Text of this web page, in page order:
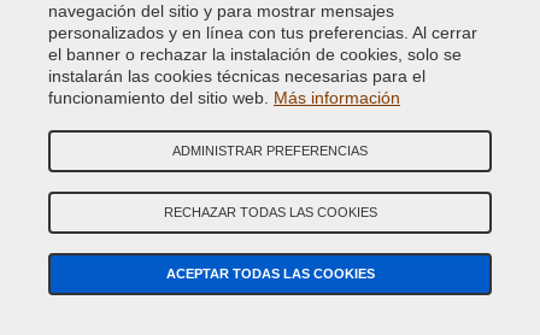
FIRENZE RED MET.
Código de Color Original :868
VCD-BLVC-868
GALWAY GREEN MET. (L.R.)
Código de Color Original : 821
Código de Producto:VCD-BLVC-821
GIVERNEY GREEN MET.
navegación del sitio y para mostrar mensajes
personalizados y en línea con tus preferencias. Al cerrar
el banner o rechazar la instalación de cookies, solo se
instalarán las cookies técnicas necesarias para el
funcionamiento del sitio web. Más información
ADMINISTRAR PREFERENCIAS
RECHAZAR TODAS LAS COOKIES
ACEPTAR TODAS LAS COOKIES